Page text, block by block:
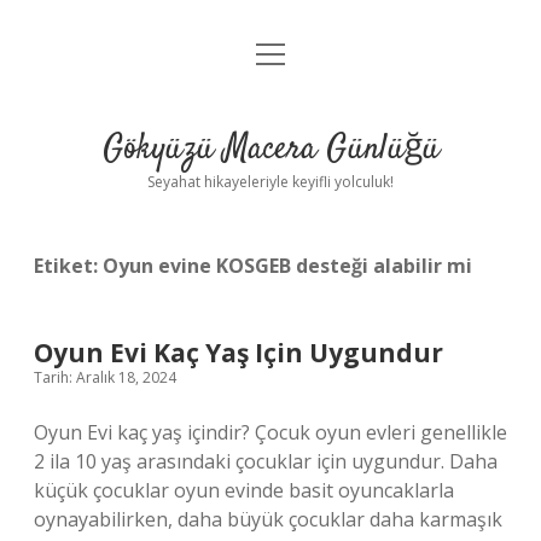
Anasayfa
Yasal Uyarı
menüyü
Gökyüzü Macera Günlüğü
Seyahat hikayeleriyle keyifli yolculuk!
Etiket: Oyun evine KOSGEB desteği alabilir mi
Oyun Evi Kaç Yaş Için Uygundur
Tarih: Aralık 18, 2024
Oyun Evi kaç yaş içindir? Çocuk oyun evleri genellikle
2 ila 10 yaş arasındaki çocuklar için uygundur. Daha
küçük çocuklar oyun evinde basit oyuncaklarla
oynayabilirken, daha büyük çocuklar daha karmaşık